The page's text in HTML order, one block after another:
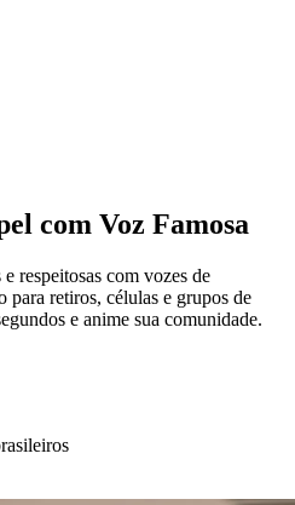
com Voz Famosa
respeitosas com vozes de
para retiros, células e grupos de
e anime sua comunidade.